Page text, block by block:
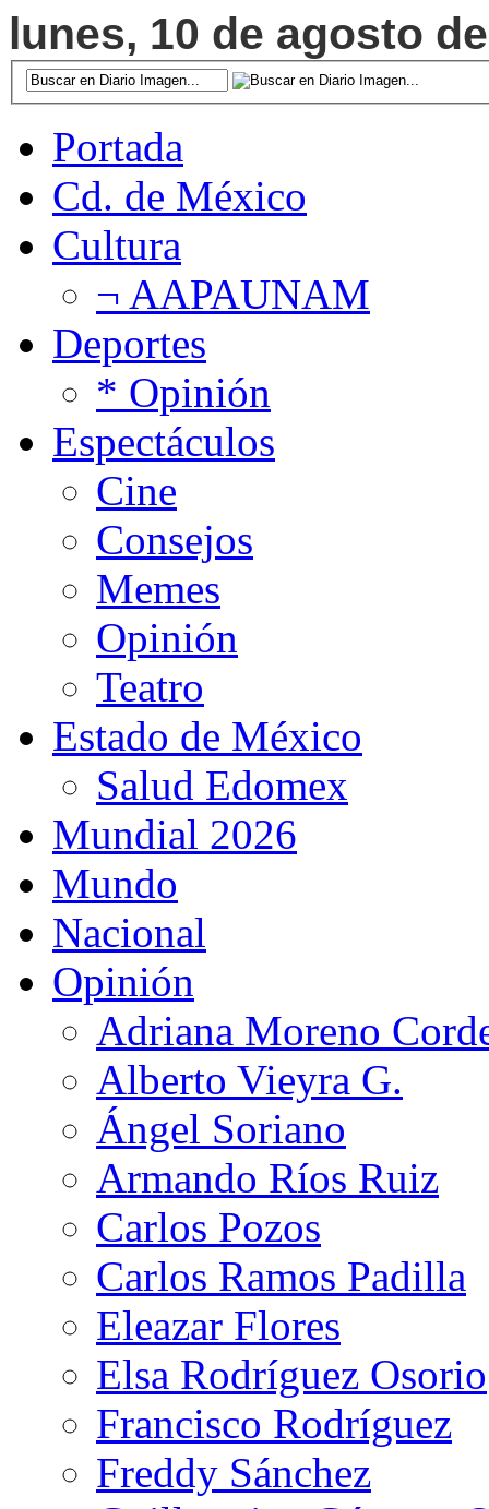
lunes, 10 de agosto
Portada
Cd. de México
Cultura
¬ AAPAUNAM
Deportes
* Opinión
Espectáculos
Cine
Consejos
Memes
Opinión
Teatro
Estado de México
Salud Edomex
Mundial 2026
Mundo
Nacional
Opinión
Adriana Moreno
Alberto Vieyra G.
Ángel Soriano
Armando Ríos Ruiz
Carlos Pozos
Carlos Ramos Padilla
Eleazar Flores
Elsa Rodríguez Osorio
Francisco Rodríguez
Freddy Sánchez